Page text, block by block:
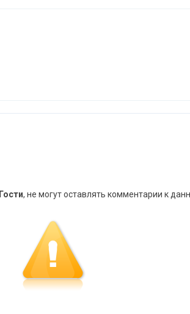
Гости, не могут оставлять комментарии к